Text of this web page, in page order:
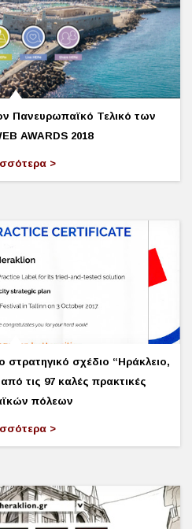
Πανευρωπαϊκό Τελικό των
AWARDS 2018
στρατηγικό σχέδιο “Ηράκλειο,
τις 97 καλές πρακτικές
πόλεων